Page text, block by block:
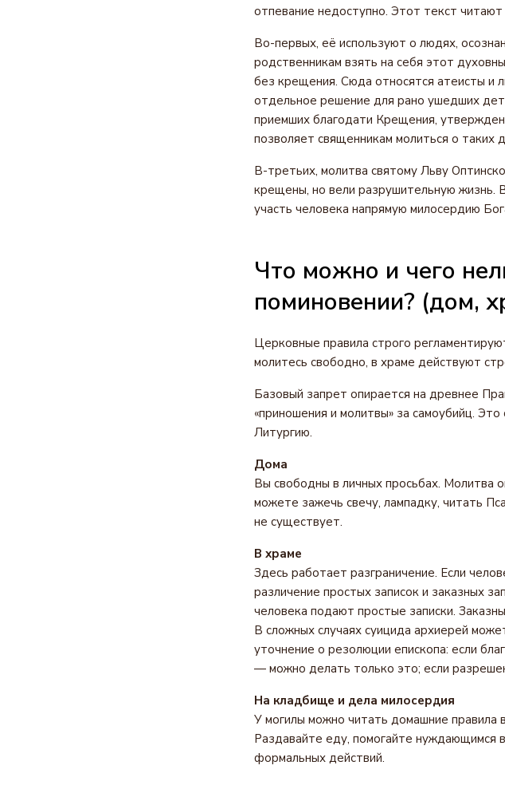
отпевание недоступно. Этот текст
Во-первых, её используют о людях,
родственникам взять на себя этот
без крещения. Сюда относятся атеисты и
отдельное решение для рано ушедших
приемших благодати Крещения,
позволяет священникам молиться о таких
В-третьих, молитва святому Льву
крещены, но вели разрушительную жизнь.
участь человека напрямую милосердию
Что можно и чего
поминовении? (дом,
Церковные правила строго
молитесь свободно, в храме действуют
Базовый запрет опирается на древнее
«приношения и молитвы» за самоубийц.
Литургию.
Дома
Вы свободны в личных просьбах. Молитва
можете зажечь свечу, лампадку, читать
не существует.
В храме
Здесь работает разграничение. Если
различение простых записок и заказных
человека подают простые записки.
В сложных случаях суицида архиерей
уточнение о резолюции епископа: если
— можно делать только это; если
На кладбище и дела милосердия
У могилы можно читать домашние
Раздавайте еду, помогайте нуждающимся
формальных действий.